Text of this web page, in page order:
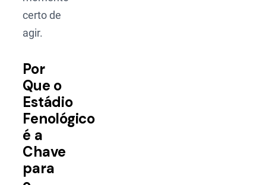
certo de
agir.
Por
Que o
Estádio
Fenológico
é a
Chave
para